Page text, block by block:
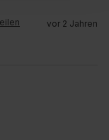
vor 2 Jahren